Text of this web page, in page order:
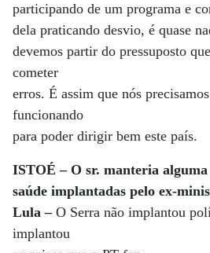
participando de um programa e
dela praticando desvio, é quase
devemos partir do pressuposto
cometer
erros. É assim que nós
funcionando
para poder dirigir bem este país.
ISTOÉ – O sr. manteria
saúde implantadas pelo ex-
Lula –O Serra não implantou
implantou